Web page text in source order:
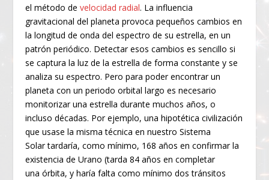
el método develocidad radial. La influencia
gravitacional del planeta provoca pequeños cambios en
la longitud de onda del espectro de su estrella, en un
patrón periódico. Detectar esos cambios es sencillo si
se captura la luz de la estrella de forma constante y se
analiza su espectro. Pero para poder encontrar un
planeta con un periodo orbital largo es necesario
monitorizar una estrella durante muchos años, o
incluso décadas. Por ejemplo, una hipotética civilización
que usase la misma técnica en nuestro Sistema
Solar tardaría, como mínimo, 168 años en confirmar la
existencia de Urano (tarda 84 años en completar
una órbita, y haría falta como mínimo dos tránsitos